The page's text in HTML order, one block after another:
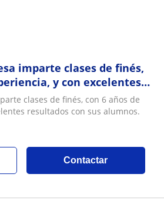
imparte clases de finés,
y con excelentes
alumnos
clases de finés, con 6 años de
resultados con sus alumnos.
Contactar